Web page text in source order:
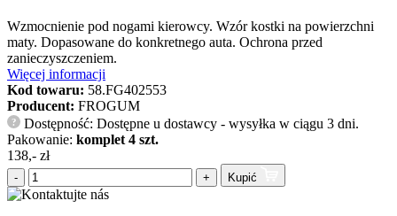
Wzmocnienie pod nogami kierowcy. Wzór kostki na powierzchni
maty. Dopasowane do konkretnego auta. Ochrona przed
zanieczyszczeniem.
Więcej informacji
Kod towaru: 58.FG402553
Producent: FROGUM
?
Dostępność: Dostępne u dostawcy - wysyłka w ciągu 3 dni.
Pakowanie: komplet 4 szt.
138,- zł
- + Kupić